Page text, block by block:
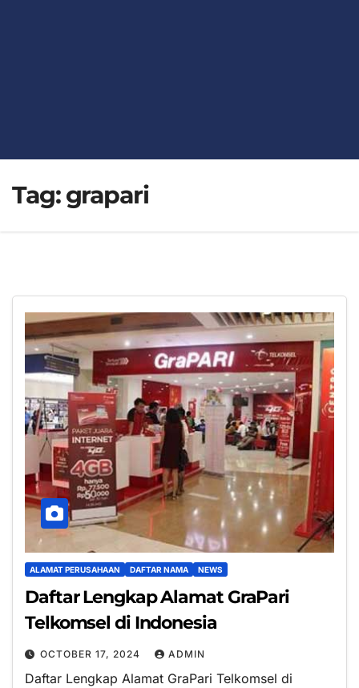
Tag:grapari
ALAMAT PERUSAHAAN DAFTAR NAMA NEWS
Daftar Lengkap Alamat GraPari
Telkomsel di Indonesia
OCTOBER 17, 2024 ADMIN
Daftar Lengkap Alamat GraPari Telkomsel di